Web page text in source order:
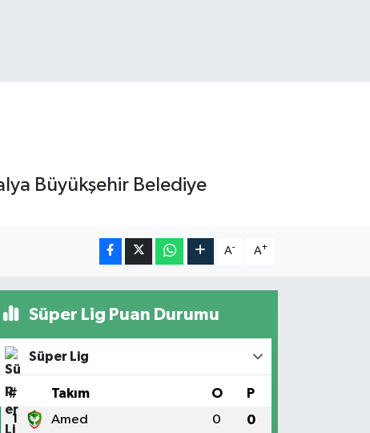
Büyükşehir Belediye
A- A+
Süper Lig Puan Durumu
Süper Lig
# Takım O P
1 Amed 0 0